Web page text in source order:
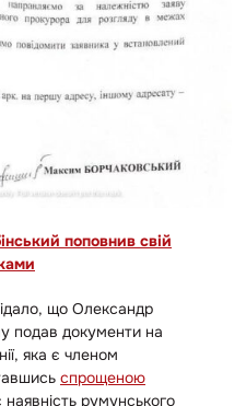
поповнив свій
що Олександр
подав документи на
яка є членом
спрощеною
румунського